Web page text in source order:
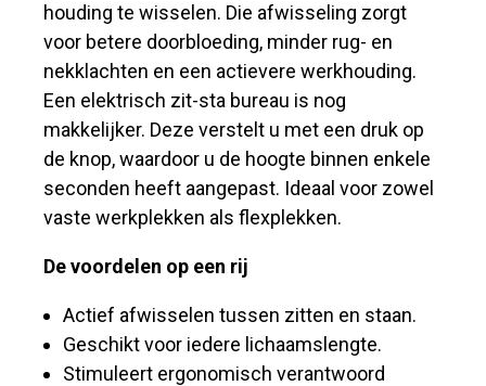
houding te wisselen. Die afwisseling zorgt
voor betere doorbloeding, minder rug- en
nekklachten en een actievere werkhouding.
Een elektrisch zit-sta bureau is nog
makkelijker. Deze verstelt u met een druk op
de knop, waardoor u de hoogte binnen enkele
seconden heeft aangepast. Ideaal voor zowel
vaste werkplekken als flexplekken.
De voordelen op een rij
Actief afwisselen tussen zitten en staan.
Geschikt voor iedere lichaamslengte.
Stimuleert ergonomisch verantwoord